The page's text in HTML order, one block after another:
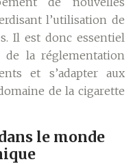
l’utilisation de
Il est donc essentiel
de la réglementation
et s’adapter aux
de la cigarette
le monde